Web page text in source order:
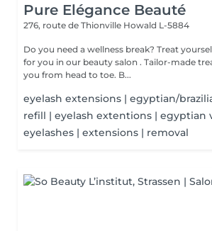
Pure Elégance Beauté
276, route de Thionville Howald L-5884
Do you need a wellness break? Treat yourself to a moment just
for you in our beauty salon . Tailor-made treatments to pamper
you from head to toe. B...
eyelash extensions | egyptian/
refill | eyelash extentions | egyptian
eyelashes | extensions | removal